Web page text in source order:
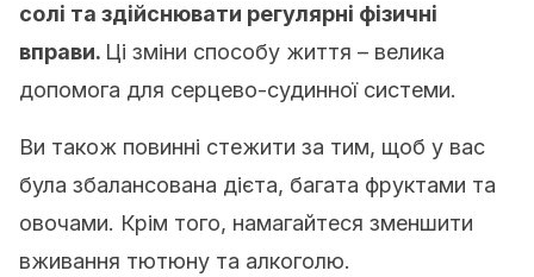
солі та здійснювати регулярні фізичні
вправи. Ці зміни способу життя – велика
допомога для серцево-судинної системи.
Ви також повинні стежити за тим, щоб у вас
була збалансована дієта, багата фруктами та
овочами. Крім того, намагайтеся зменшити
вживання тютюну та алкоголю.